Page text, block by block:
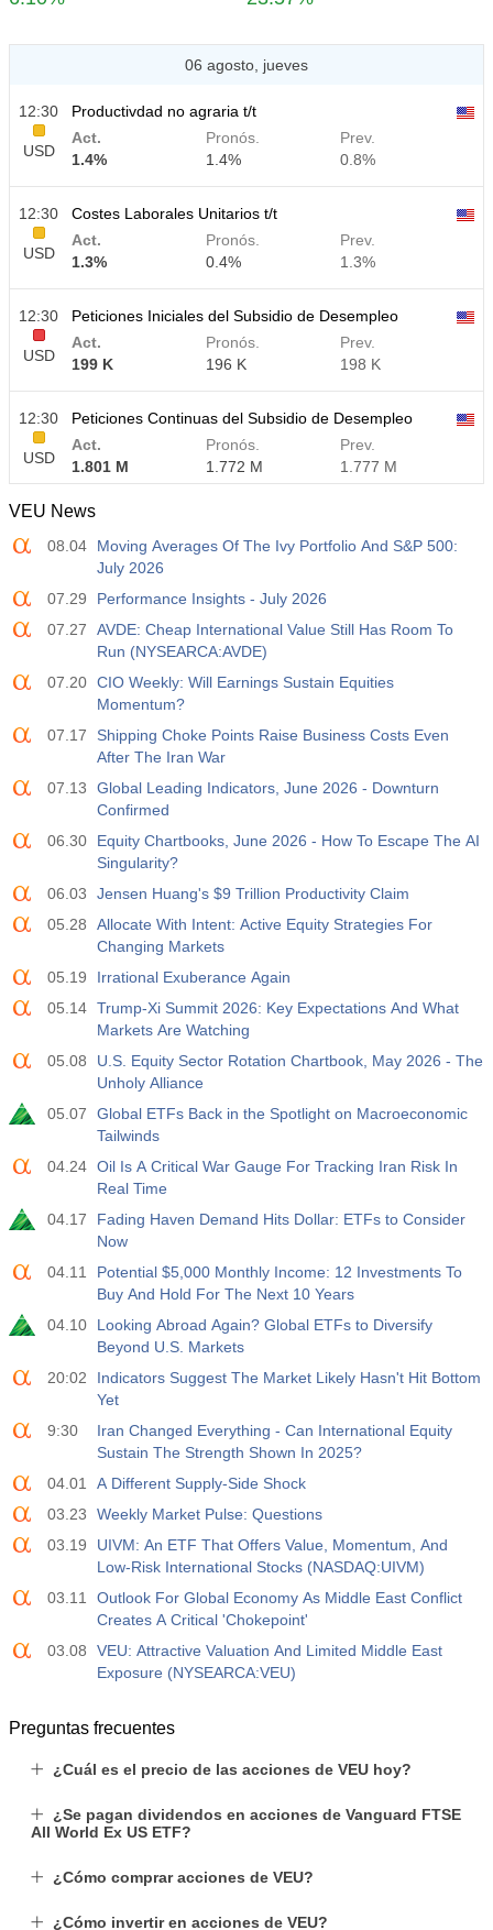
06 agosto, jueves
12:30
USD
Productivdad no agraria t/t
Act.
1.4%
Pronós.
1.4%
Prev.
0.8%
12:30
USD
Costes Laborales Unitarios t/t
Act.
1.3%
Pronós.
0.4%
Prev.
1.3%
12:30
USD
Peticiones Iniciales del Subsidio de Desempleo
Act.
199 K
Pronós.
196 K
Prev.
198 K
12:30
USD
Peticiones Continuas del Subsidio de Desempleo
Act.
1.801 M
Pronós.
1.772 M
Prev.
1.777 M
VEU News
08.04
Moving Averages Of The Ivy Portfolio And S&P 500:
July 2026
07.29
Performance Insights - July 2026
07.27
AVDE: Cheap International Value Still Has Room To
Run (NYSEARCA:AVDE)
07.20 CIO Weekly: Will Earnings Sustain Equities
Momentum?
07.17
Shipping Choke Points Raise Business Costs Even
After The Iran War
07.13
Global Leading Indicators, June 2026 - Downturn
Confirmed
06.30
Equity Chartbooks, June 2026 - How To Escape The AI
Singularity?
06.03
Jensen Huang's $9 Trillion Productivity Claim
05.28
Allocate With Intent: Active Equity Strategies For
Changing Markets
05.19
Irrational Exuberance Again
05.14 Trump-Xi Summit 2026: Key Expectations And What
Markets Are Watching
05.08
U.S. Equity Sector Rotation Chartbook, May 2026 - The
Unholy Alliance
05.07
Global ETFs Back in the Spotlight on Macroeconomic
Tailwinds
04.24 Oil Is A Critical War Gauge For Tracking Iran Risk In
Real Time
04.17
Fading Haven Demand Hits Dollar: ETFs to Consider
Now
04.11
Potential $5,000 Monthly Income: 12 Investments To
Buy And Hold For The Next 10 Years
04.10
Looking Abroad Again? Global ETFs to Diversify
Beyond U.S. Markets
20:02
Indicators Suggest The Market Likely Hasn't Hit Bottom
Yet
9:30
Iran Changed Everything - Can International Equity
Sustain The Strength Shown In 2025?
04.01
A Different Supply-Side Shock
03.23
Weekly Market Pulse: Questions
03.19
UIVM: An ETF That Offers Value, Momentum, And
Low-Risk International Stocks (NASDAQ:UIVM)
03.11
Outlook For Global Economy As Middle East Conflict
Creates A Critical 'Chokepoint'
03.08
VEU: Attractive Valuation And Limited Middle East
Exposure (NYSEARCA:VEU)
Preguntas frecuentes
¿Cuál es el precio de las acciones de VEU hoy?
¿Se pagan dividendos en acciones de Vanguard FTSE
All World Ex US ETF?
¿Cómo comprar acciones de VEU?
¿Cómo invertir en acciones de VEU?